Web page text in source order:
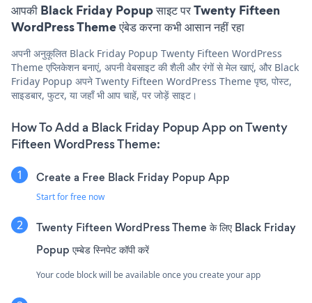
आपकी Black Friday Popup साइट पर Twenty Fifteen
WordPress Theme एंबेड करना कभी आसान नहीं रहा
अपनी अनुकूलित Black Friday Popup Twenty Fifteen WordPress
Theme एप्लिकेशन बनाएं, अपनी वेबसाइट की शैली और रंगों से मेल खाएं, और Black
Friday Popup अपने Twenty Fifteen WordPress Theme पृष्ठ, पोस्ट,
साइडबार, फुटर, या जहाँ भी आप चाहें, पर जोड़ें साइट।
How To Add a Black Friday Popup App on Twenty
Fifteen WordPress Theme:
Create a Free Black Friday Popup App
Start for free now
Twenty Fifteen WordPress Theme के लिए Black Friday
Popup एम्बेड स्निपेट कॉपी करें
Your code block will be available once you create your app